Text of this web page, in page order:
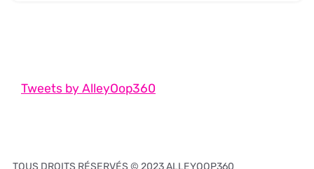
Tweets by AlleyOop360